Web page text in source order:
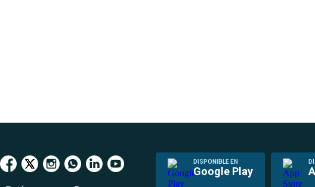
DISPONIBLE EN
Google Play